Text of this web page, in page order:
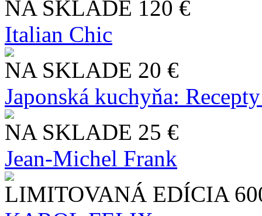
NA SKLADE 120 €
Italian Chic
NA SKLADE 20 €
Japonská kuchyňa:
NA SKLADE 25 €
Jean-Michel Frank
LIMITOVANÁ EDÍCIA